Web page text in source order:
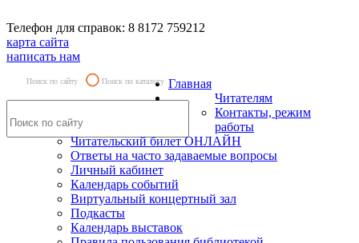
Телефон для справок: 8 8172 759212
карта сайта
написать нам
Поиск по сайту Поиск по каталогу Главная
Читателям
Контакты, режим
работы
Читательский билет ОНЛАЙН
Ответы на часто задаваемые вопросы
Личный кабинет
Календарь событий
Виртуальный концертный зал
Подкасты
Календарь выставок